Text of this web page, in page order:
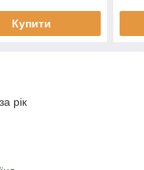
Купити
рік